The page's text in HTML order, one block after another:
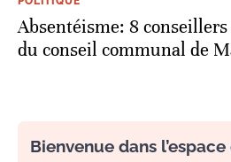
Absentéisme: 8
du conseil communal de
Bienvenue dans